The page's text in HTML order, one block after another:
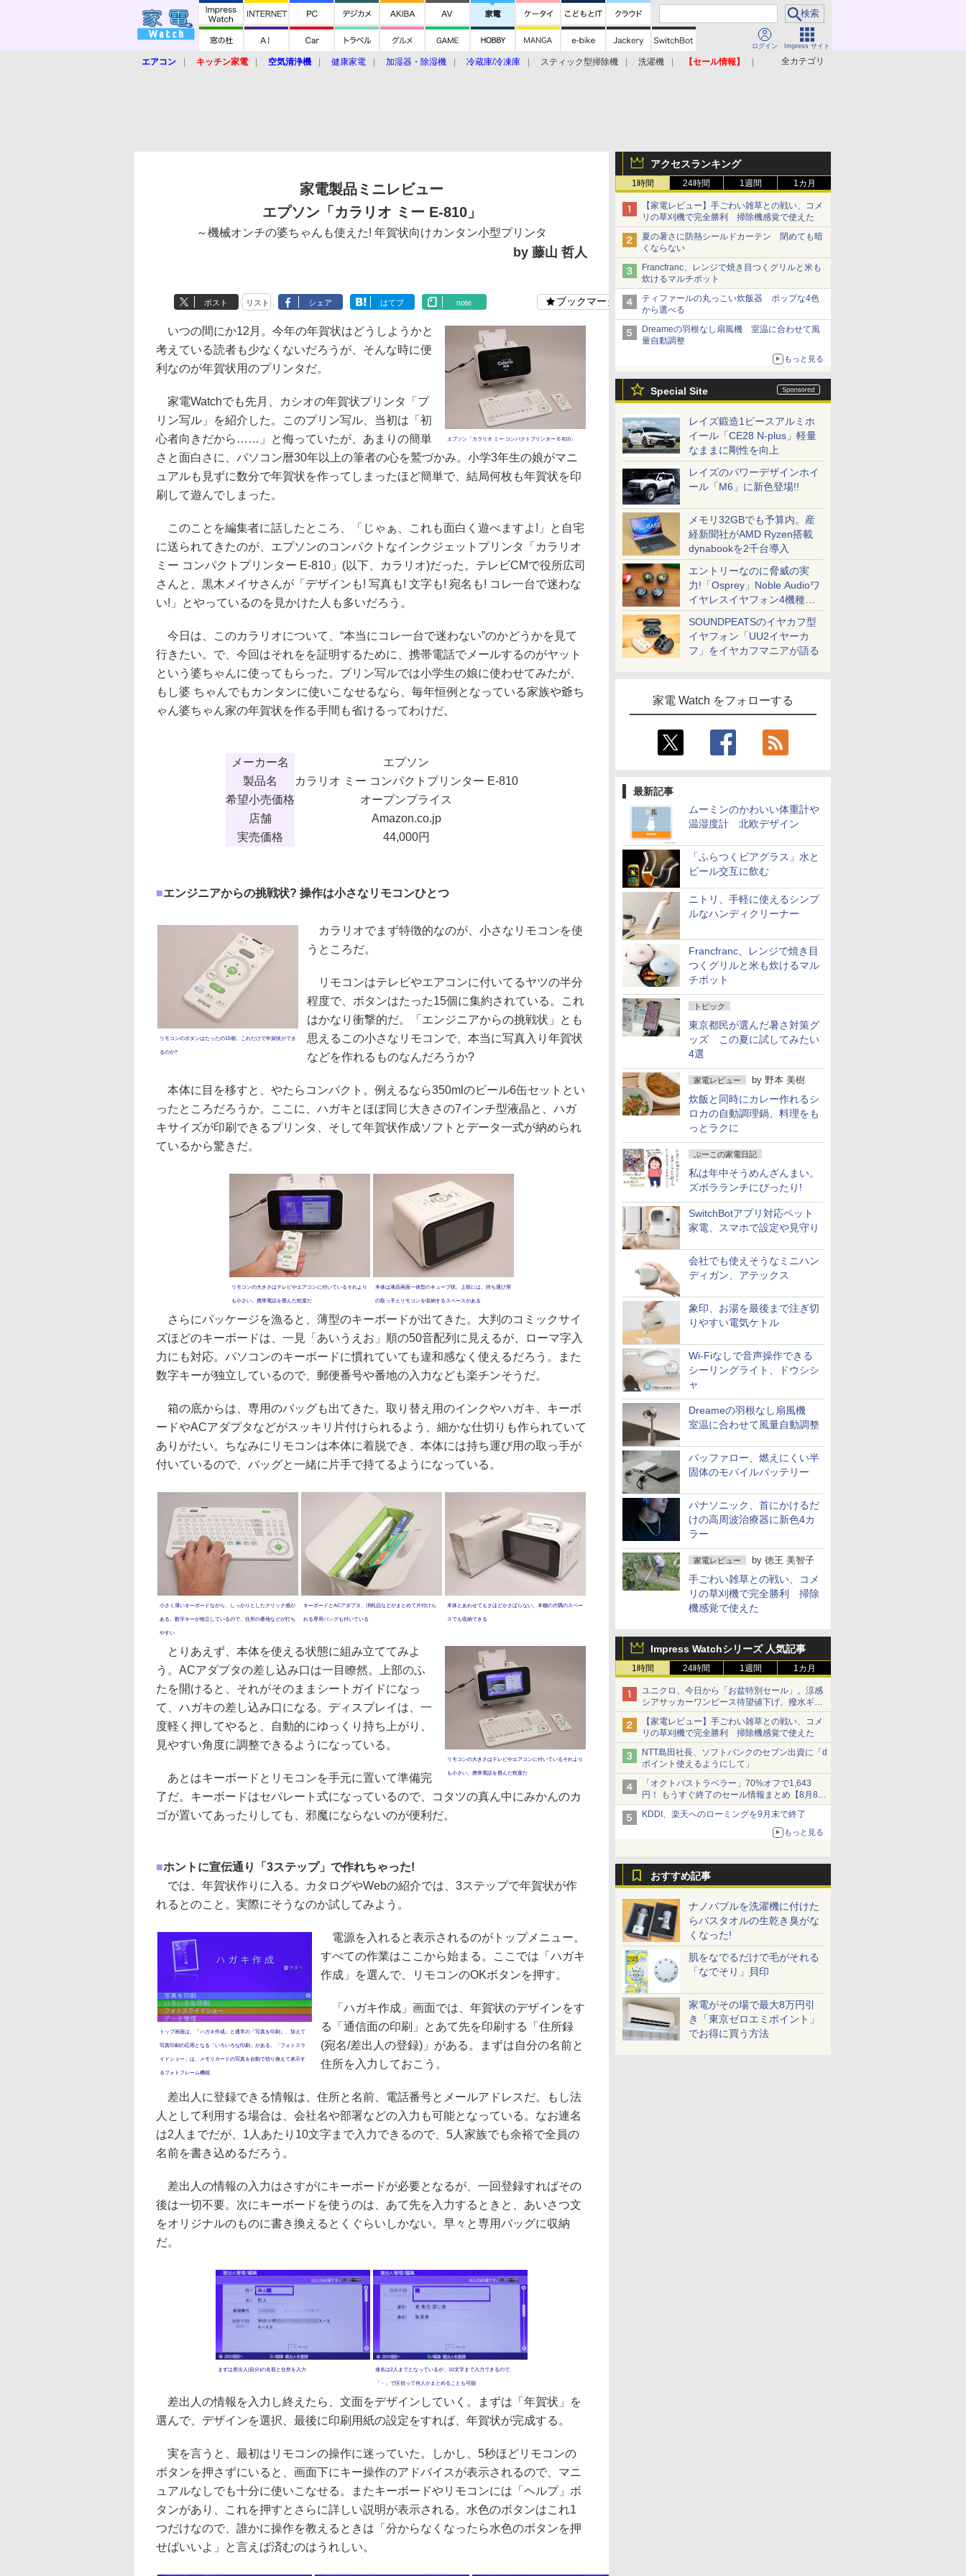
ログイン Impress サイト
全カテゴリ
エアコン キッチン家電 空気清浄機 健康家電 加湿器・除湿機 冷蔵庫/冷凍庫 スティック型掃除機 洗濯機
【セール情報】
アクセスランキング
1時間 24時間 1週間 1カ月
【家電レビュー】手ごわい雑草との戦い、コメ
リの草刈機で完全勝利 掃除機感覚で使えた
夏の暑さに防熱シールドカーテン 閉めても暗
くならない
Francfranc、レンジで焼き目つくグリルと米も
炊けるマルチポット
ティファールの丸っこい炊飯器 ポップな4色
から選べる
Dreameの羽根なし扇風機 室温に合わせて風
量自動調整
もっと見る
Special Site
レイズ鍛造1ピースアルミホ
イール「CE28 N-plus」軽量
なままに剛性を向上
レイズのパワーデザインホイ
ール「M6」に新色登場!!
メモリ32GBでも予算内。産
経新聞社がAMD Ryzen搭載
dynabookを2千台導入
エントリーなのに脅威の実
力!「Osprey」Noble Audioワ
イヤレスイヤフォン4機種を
一気に聴く
SOUNDPEATSのイヤカフ型
イヤフォン「UU2イヤーカ
フ」をイヤカフマニアが語る
家電 Watch をフォローする
最新記事
ムーミンのかわいい体重計や
温湿度計 北欧デザイン
「ふらつくビアグラス」水と
ビール交互に飲む
ニトリ、手軽に使えるシンプ
ルなハンディクリーナー
Francfranc、レンジで焼き目
つくグリルと米も炊けるマル
チポット
トピック
東京都民が選んだ暑さ対策グ
ッズ この夏に試してみたい
4選
家電レビュー by 野本 美樹
炊飯と同時にカレー作れるシ
ロカの自動調理鍋、料理をも
っとラクに
ぷーこの家電日記
私は年中そうめんざんまい。
ズボラランチにぴったり!
SwitchBotアプリ対応ペット
家電、スマホで設定や見守り
会社でも使えそうなミニハン
ディガン、アテックス
象印、お湯を最後まで注ぎ切
りやすい電気ケトル
Wi-Fiなしで音声操作できる
シーリングライト、ドウシシ
ャ
Dreameの羽根なし扇風機
室温に合わせて風量自動調整
バッファロー、燃えにくい半
固体のモバイルバッテリー
パナソニック、首にかけるだ
けの高周波治療器に新色4カ
ラー
家電レビュー by 徳王 美智子
手ごわい雑草との戦い、コメ
リの草刈機で完全勝利 掃除
機感覚で使えた
Impress Watchシリーズ 人気記事
1時間 24時間 1週間 1カ月
ユニクロ、今日から「お盆特別セール」。涼感
シアサッカーワンピース待望値下げ、撥水ギア
ショーツは1990円に
【家電レビュー】手ごわい雑草との戦い、コメ
リの草刈機で完全勝利 掃除機感覚で使えた
NTT島田社長、ソフトバンクのセブン出資に「d
ポイント使えるようにして」
「オクトパストラベラー」70%オフで1,643
円！ もうすぐ終了のセール情報まとめ【8月8日
更新】
ニンテンドーeショップでは「大神 絶景版」が
KDDI、楽天へのローミングを9月末で終了
もっと見る
おすすめ記事
ナノバブルを洗濯機に付けた
らバスタオルの生乾き臭がな
くなった!
肌をなでるだけで毛がそれる
「なでそり」貝印
家電がその場で最大8万円引
き「東京ゼロエミポイント」
でお得に買う方法
家電製品ミニレビュー
エプソン「カラリオ ミー E-810」
～機械オンチの婆ちゃんも使えた! 年賀状向けカンタン小型プリンタ
by 藤山 哲人
ポスト リスト シェア はてブ note ブックマーク
エプソン「カラリオ ミー コンパクトプリンター E-810」
いつの間にか12月。今年の年賀状はどうしようかと
考えている読者も少なくないだろうが、そんな時に便
利なのが年賀状用のプリンタだ。
家電Watchでも先月、カシオの年賀状プリンタ「プ
リン写ル」を紹介した。このプリン写ル、当初は「初
心者向きだから……」と侮っていたが、あまりの簡単
さと面白さに、パソコン暦30年以上の筆者の心を鷲づかみ。小学3年生の娘がマニ
ュアルも見ずに数分で年賀状を作ってしまったほど簡単で、結局何枚も年賀状を印
刷して遊んでしまった。
このことを編集者に話したところ、「じゃぁ、これも面白く遊べますよ!」と自宅
に送られてきたのが、エプソンのコンパクトなインクジェットプリンタ「カラリオ
ミー コンパクトプリンター E-810」(以下、カラリオ)だった。テレビCMで役所広司
さんと、黒木メイサさんが「デザインも! 写真も! 文字も! 宛名も! コレ一台で迷わな
い!」とやっているのを見かけた人も多いだろう。
今日は、このカラリオについて、“本当にコレ一台で迷わない”のかどうかを見て
行きたい。で、今回はそれをを証明するために、携帯電話でメールするのがヤット
という婆ちゃんに使ってもらった。プリン写ルでは小学生の娘に使わせてみたが、
もし婆 ちゃんでもカンタンに使いこなせるなら、毎年恒例となっている家族や爺ち
ゃん婆ちゃん家の年賀状を作る手間も省けるってわけだ。
メーカー名
エプソン
製品名
カラリオ ミー コンパクトプリンター E-810
希望小売価格
オープンプライス
店舗
Amazon.co.jp
実売価格
44,000円
■エンジニアからの挑戦状? 操作は小さなリモコンひとつ
リモコンのボタンはたったの15個。これだけで年賀状ができ
るのか?
カラリオでまず特徴的なのが、小さなリモコンを使
うところだ。
リモコンはテレビやエアコンに付いてるヤツの半分
程度で、ボタンはたった15個に集約されている。これ
はかなり衝撃的だ。「エンジニアからの挑戦状」とも
思えるこの小さなリモコンで、本当に写真入り年賀状
などを作れるものなんだろうか?
本体に目を移すと、やたらコンパクト。例えるなら350mlのビール6缶セットとい
ったところだろうか。ここに、ハガキとほぼ同じ大きさの7インチ型液晶と、ハガ
キサイズが印刷できるプリンタ、そして年賀状作成ソフトとデータ一式が納められ
ているから驚きだ。
リモコンの大きさはテレビやエアコンに付いているそれより
も小さい。携帯電話を畳んだ程度だ
本体は液晶画面一体型のキューブ状。上部には、持ち運び用
の取っ手とリモコンを収納するスペースがある
さらにパッケージを漁ると、薄型のキーボードが出てきた。大判のコミックサイ
ズほどのキーボードは、一見「あいうえお」順の50音配列に見えるが、ローマ字入
力にも対応。パソコンのキーボードに慣れていても違和感なく使えるだろう。また
数字キーが独立しているので、郵便番号や番地の入力なども楽チンそうだ。
箱の底からは、専用のバッグも出てきた。取り替え用のインクやハガキ、キーボ
ードやACアダプタなどがスッキリ片付けられるよう、細かな仕切りも作られていて
ありがたい。ちなみにリモコンは本体に着脱でき、本体には持ち運び用の取っ手が
付いているので、バッグと一緒に片手で持てるようになっている。
小さく薄いキーボードながら、しっかりとしたクリック感が
ある。数字キーが独立しているので、住所の番地などが打ち
やすい
キーボードとACアダプタ、消耗品などがまとめて片付けら
れる専用バッグも付いている
本体とあわせてもさほどかさばらない。本棚の片隅のスペー
スでも収納できる
リモコンの大きさはテレビやエアコンに付いているそれより
も小さい。携帯電話を畳んだ程度だ
とりあえず、本体を使える状態に組み立ててみよ
う。ACアダプタの差し込み口は一目瞭然。上部のふ
たを開けると、それがそのままシートガイドになっ
て、ハガキの差し込み口になる。ディスプレイは、一
度軽く押してやると、自動的にゆっくり持ち上がり、
見やすい角度に調整できるようになっている。
あとはキーボードとリモコンを手元に置いて準備完
了だ。キーボードはセパレート式になっているので、コタツの真ん中にみかんのカ
ゴが置いてあったりしても、邪魔にならないのが便利だ。
■ホントに宣伝通り「3ステップ」で作れちゃった!
では、年賀状作りに入る。カタログやWebの紹介では、3ステップで年賀状が作
れるとのこと。実際にそうなのか試してみよう。
トップ画面は、「ハガキ作成」と通常の「写真を印刷」、加えて
写真印刷の応用となる「いろいろな印刷」がある。「フォトスラ
イドショー」は、メモリカードの写真を自動で切り換えて表示す
るフォトフレーム機能
電源を入れると表示されるのがトップメニュー。
すべての作業はここから始まる。ここでは「ハガキ
作成」を選んで、リモコンのOKボタンを押す。
「ハガキ作成」画面では、年賀状のデザインをす
る「通信面の印刷」とあて先を印刷する「住所録
(宛名/差出人の登録)」がある。まずは自分の名前と
住所を入力しておこう。
差出人に登録できる情報は、住所と名前、電話番号とメールアドレスだ。もし法
人として利用する場合は、会社名や部署などの入力も可能となっている。なお連名
は2人までだが、1人あたり10文字まで入力できるので、5人家族でも余裕で全員の
名前を書き込めるだろう。
差出人の情報の入力はさすがにキーボードが必要となるが、一回登録すればその
後は一切不要。次にキーボードを使うのは、あて先を入力するときと、あいさつ文
をオリジナルのものに書き換えるとくぐらいしかない。早々と専用バッグに収納
だ。
まずは差出人(自分)の名前と住所を入力 連名は2人までとなっているが、10文字まで入力できるので、
「・」で区切って何人かまとめることも可能
差出人の情報を入力し終えたら、文面をデザインしていく。まずは「年賀状」を
選んで、デザインを選択、最後に印刷用紙の設定をすれば、年賀状が完成する。
実を言うと、最初はリモコンの操作に迷っていた。しかし、5秒ほどリモコンの
ボタンを押さずにいると、画面下にキー操作のアドバイスが表示されるので、マニ
ュアルなしでも十分に使いこなせる。またキーボードやリモコンには「ヘルプ」ボ
タンがあり、これを押すとさらに詳しい説明が表示される。水色のボタンはこれ1
つだけなので、誰かに操作を教えるときは「分からなくなったら水色のボタンを押
せばいいよ」と言えば済むのはうれしい。